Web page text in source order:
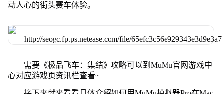
动人心的街头赛车体验。
需要《极品飞车：集结》攻略可以到MuMu官网游戏中
心对应游戏页资讯栏查看~